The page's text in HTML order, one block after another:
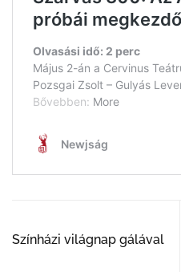
Színházi világnap gálával